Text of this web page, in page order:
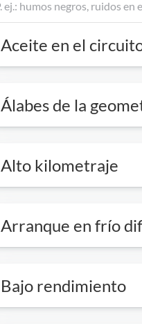
Aceite en el
Álabes de la
Alto kilometraje
Arranque en frío
Bajo rendimiento